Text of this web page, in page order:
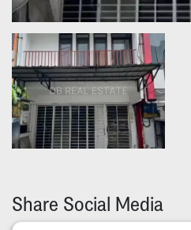
Share Social Media